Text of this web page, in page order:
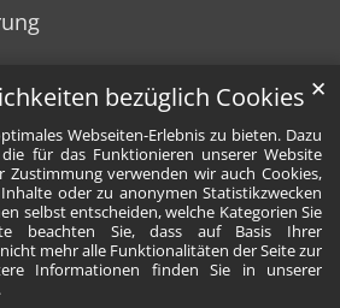
bezüglich Cookies
Webseiten-Erlebnis zu bieten. Dazu
für das Funktionieren unserer Website
verwenden wir auch Cookies,
oder zu anonymen Statistikzwecken
selbst entscheiden, welche Kategorien Sie
beachten Sie, dass auf Basis Ihrer
mehr alle Funktionalitäten der Seite zur
Informationen finden Sie in unserer
✕